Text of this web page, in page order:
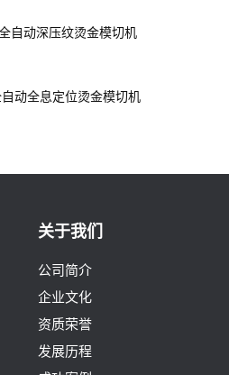
自动深压纹烫金模切机
动全息定位烫金模切机
关于我们
公司简介
企业文化
资质荣誉
发展历程